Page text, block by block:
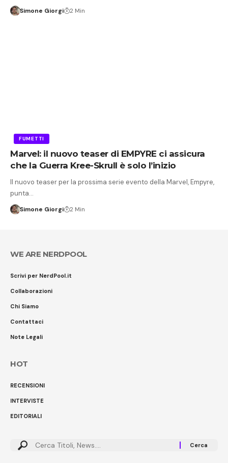
Simone Giorgi 2 Min
FUMETTI
Marvel: il nuovo teaser di EMPYRE ci assicura
che la Guerra Kree-Skrull è solo l’inizio
Il nuovo teaser per la prossima serie evento della Marvel, Empyre,
punta…
Simone Giorgi 2 Min
WE ARE NERDPOOL
Scrivi per NerdPool.it
Collaborazioni
Chi Siamo
Contattaci
Note Legali
HOT
RECENSIONI
INTERVISTE
EDITORIALI
Cerca: